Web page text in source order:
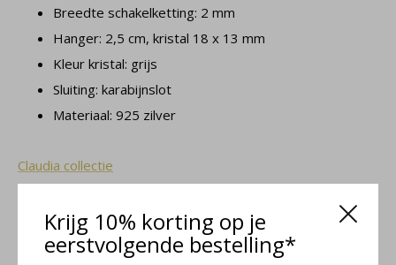
Krijg 10% korting op je
eerstvolgende bestelling*
Breedte schakelketting: 2 mm
Hanger: 2,5 cm, kristal 18 x 13 mm
Kleur kristal: grijs
Sluiting: karabijnslot
Materiaal: 925 zilver
Claudia collectie
Maattabel